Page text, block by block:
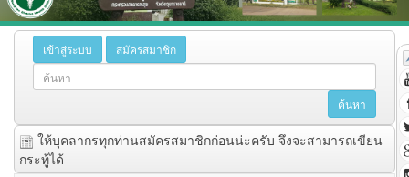
เข้าสู่ระบบ สมัครสมาชิก
ให้บุคลากรทุกท่านสมัครสมาชิกก่อนน่ะครับ จึงจะสามารถเขียน
กระทู้ได้